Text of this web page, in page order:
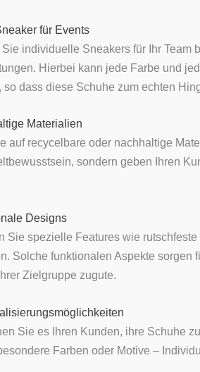
für Events
individuelle Sneakers für Ihr Team
Hierbei kann jede Farbe und
so dass diese Schuhe zum echten
Materialien
auf recycelbare oder nachhaltige
sondern geben Ihren
Designs
Sie spezielle Features wie
Solche funktionalen Aspekte sorgen
Zielgruppe zugute.
Sie es Ihren Kunden, ihre Schuhe
Farben oder Motive –